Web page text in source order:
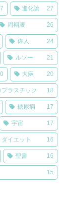
進化論 27
周期表 26
偉人 24
ルソー 21
大麻 20
ラスチック 18
糖尿病 17
宇宙 17
ダイエット 16
聖書 16
15